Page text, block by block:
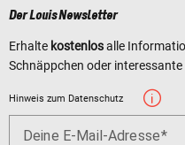
Der Louis Newsletter
Erhalte kostenlosalle
Schnäppchen oder interessante
Hinweis zum Datenschutz
Deine E-Mail-Adresse